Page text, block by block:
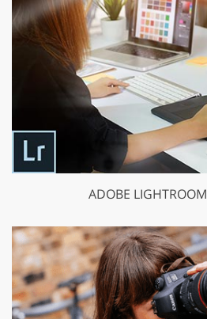
ADOBE LIGHTROOM